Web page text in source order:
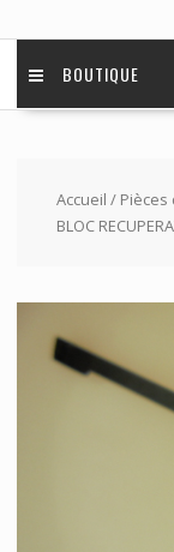
BOUTIQUE
Accueil / Pièces
BLOC